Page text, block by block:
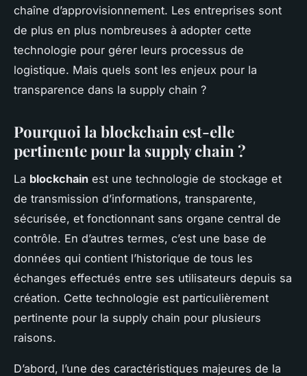
chaîne d’approvisionnement. Les entreprises sont
de plus en plus nombreuses à adopter cette
technologie pour gérer leurs processus de
logistique. Mais quels sont les enjeux pour la
transparence dans la supply chain ?
Pourquoi la blockchain est-elle
pertinente pour la supply chain ?
La blockchain est une technologie de stockage et
de transmission d’informations, transparente,
sécurisée, et fonctionnant sans organe central de
contrôle. En d’autres termes, c’est une base de
données qui contient l’historique de tous les
échanges effectués entre ses utilisateurs depuis sa
création. Cette technologie est particulièrement
pertinente pour la supply chain pour plusieurs
raisons.
D’abord, l’une des caractéristiques majeures de la